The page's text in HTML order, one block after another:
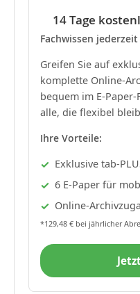
14 Tage
Fachwissen
Greifen Sie auf
komplette Online-
bequem im E-
alle, die flexibel
Ihre Vorteile:
Exklusive tab-
6 E-Paper für
Online-
*129,48 € bei jährlicher